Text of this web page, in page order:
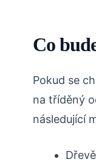
Co
Pokud se
na tříděný
následující